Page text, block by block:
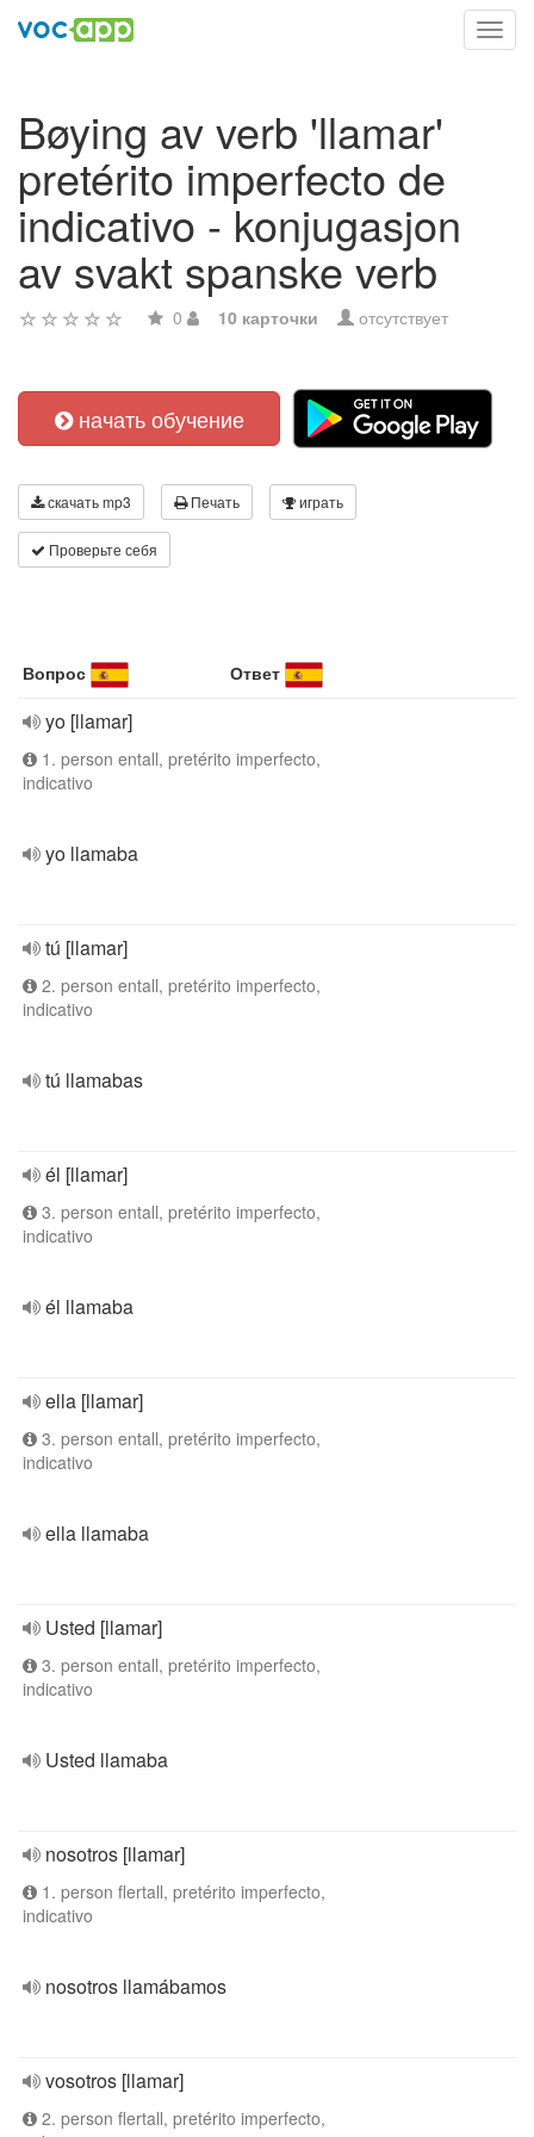
Bøying av verb 'llamar'
pretérito imperfecto de
indicativo - konjugasjon
av svakt spanske verb
0 10 карточки отсутствует
начать обучение
скачать mp3 Печать играть
Проверьте себя
Вопрос Ответ
yo [llamar]
1. person entall, pretérito imperfecto,
indicativo
yo llamaba
tú [llamar]
2. person entall, pretérito imperfecto,
indicativo
tú llamabas
él [llamar]
3. person entall, pretérito imperfecto,
indicativo
él llamaba
ella [llamar]
3. person entall, pretérito imperfecto,
indicativo
ella llamaba
Usted [llamar]
3. person entall, pretérito imperfecto,
indicativo
Usted llamaba
nosotros [llamar]
1. person flertall, pretérito imperfecto,
indicativo
nosotros llamábamos
vosotros [llamar]
2. person flertall, pretérito imperfecto,